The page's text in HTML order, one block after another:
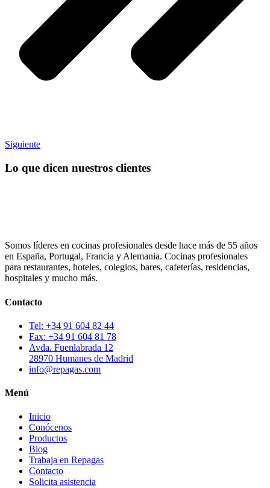
Siguiente
Lo que dicen nuestros clientes
Somos líderes en cocinas profesionales desde hace más de 55 años
en España, Portugal, Francia y Alemania. Cocinas profesionales
para restaurantes, hoteles, colegios, bares, cafeterías, residencias,
hospitales y mucho más.
Contacto
Tel: +34 91 604 82 44
Fax: +34 91 604 81 78
Avda. Fuenlabrada 12
28970 Humanes de Madrid
info@repagas.com
Menú
Inicio
Conócenos
Productos
Blog
Trabaja en Repagas
Contacto
Solicita asistencia